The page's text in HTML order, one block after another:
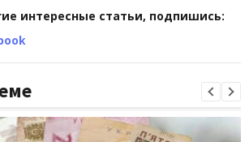
интересные статьи, подпишись: